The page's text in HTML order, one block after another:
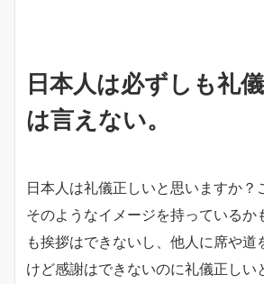
日本人は必ずしも礼
は言えない。
日本人は礼儀正しいと思いますか？
そのようなイメージを持っているか
も挨拶はできないし、他人に席や道
けど感謝はできないのに礼儀正しい